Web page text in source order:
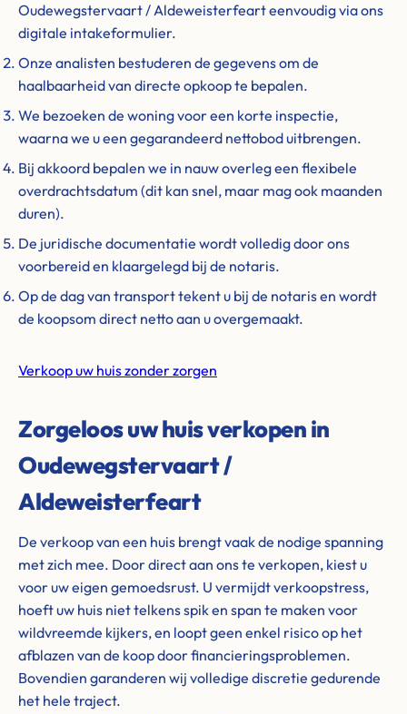
Oudewegstervaart / Aldeweisterfeart eenvoudig via ons
digitale intakeformulier.
Onze analisten bestuderen de gegevens om de
haalbaarheid van directe opkoop te bepalen.
We bezoeken de woning voor een korte inspectie,
waarna we u een gegarandeerd nettobod uitbrengen.
Bij akkoord bepalen we in nauw overleg een flexibele
overdrachtsdatum (dit kan snel, maar mag ook maanden
duren).
De juridische documentatie wordt volledig door ons
voorbereid en klaargelegd bij de notaris.
Op de dag van transport tekent u bij de notaris en wordt
de koopsom direct netto aan u overgemaakt.
Verkoop uw huis zonder zorgen
Zorgeloos uw huis verkopen in
Oudewegstervaart /
Aldeweisterfeart
De verkoop van een huis brengt vaak de nodige spanning
met zich mee. Door direct aan ons te verkopen, kiest u
voor uw eigen gemoedsrust. U vermijdt verkoopstress,
hoeft uw huis niet telkens spik en span te maken voor
wildvreemde kijkers, en loopt geen enkel risico op het
afblazen van de koop door financieringsproblemen.
Bovendien garanderen wij volledige discretie gedurende
het hele traject.